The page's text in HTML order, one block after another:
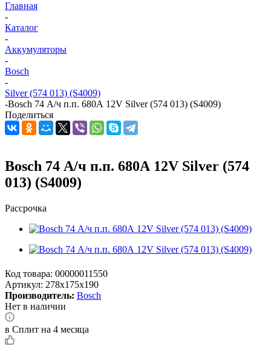
Главная
-
Каталог
-
Аккумуляторы
-
Bosch
-
Silver (574 013) (S4009)
-Bosch 74 А/ч п.п. 680А 12V Silver (574 013) (S4009)
Поделиться
Bosch 74 А/ч п.п. 680А 12V Silver (574
013) (S4009)
Рассрочка
Код товара: 00000011550
Артикул: 278x175x190
Производитель: Bosch
Нет в наличии
в Сплит на 4 месяца